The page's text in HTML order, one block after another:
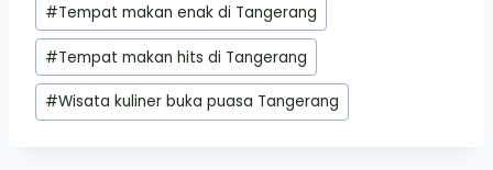
#Tempat makan enak di Tangerang
#Tempat makan hits di Tangerang
#Wisata kuliner buka puasa Tangerang